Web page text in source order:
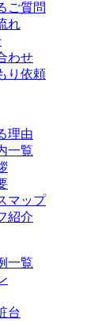
ご質問
れ
わせ
り依頼
理由
一覧
マップ
紹介
一覧
台